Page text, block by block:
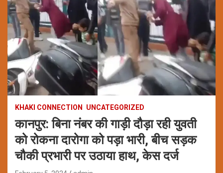
KHAKI CONNECTION UNCATEGORIZED
कानपुर: बिना नंबर की गाड़ी दौड़ा रही युवती
को रोकना दारोगा को पड़ा भारी, बीच सड़क
चौकी प्रभारी पर उठाया हाथ, केस दर्ज